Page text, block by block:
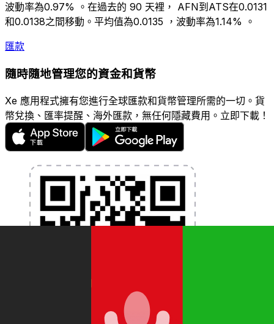
波動率為0.97% 。在過去的 90 天裡， AFN到ATS在0.0131
和0.0138之間移動。平均值為0.0135 ，波動率為1.14% 。
匯款
隨時隨地管理您的資金和貨幣
Xe 應用程式擁有您進行全球匯款和貨幣管理所需的一切。貨
幣兌換、匯率提醒、海外匯款，無任何隱藏費用。立即下載！